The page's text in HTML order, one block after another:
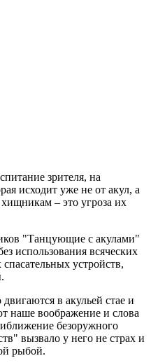
зрителя, на
исходит уже не от акул, а
– это угроза их
"Танцующие с акулами"
использования всяческих
устройств,
в акульей стае и
наше воображение и слова
безоружного
вызвало у него не страх и
рыбой.